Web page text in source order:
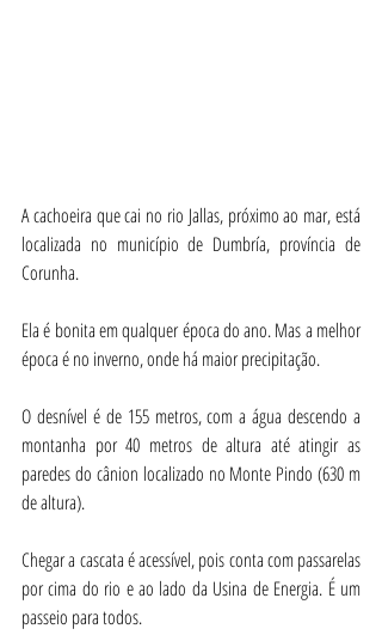
A cachoeira que cai no rio Jallas, próximo ao mar, está
localizada no município de Dumbría, província de
Corunha.
Ela é bonita em qualquer época do ano. Mas a melhor
época é no inverno, onde há maior precipitação.
O desnível é de 155 metros, com a água descendo a
montanha por 40 metros de altura até atingir as
paredes do cânion localizado no Monte Pindo (630 m
de altura).
Chegar a cascata é acessível, pois conta com passarelas
por cima do rio e ao lado da Usina de Energia. É um
passeio para todos.